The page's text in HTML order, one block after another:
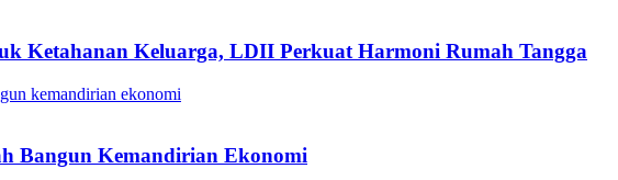
Ketahanan Keluarga, LDII Perkuat Harmoni Rumah Tangga
Bangun Kemandirian Ekonomi